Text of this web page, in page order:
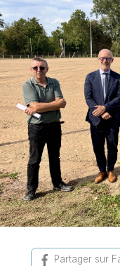
Partager sur